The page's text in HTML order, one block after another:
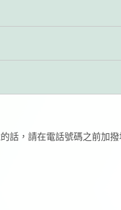
話，請在電話號碼之前加